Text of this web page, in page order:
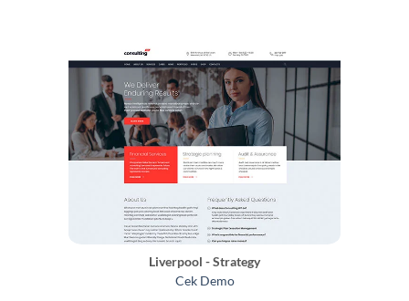
Liverpool - Strategy
Cek Demo